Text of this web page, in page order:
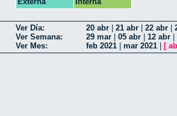
Ver Día: 20 abr 21 abr 22 abr
Ver Semana:
29 mar 05 abr 12 abr
Ver Mes:
feb 2021 mar 2021 [